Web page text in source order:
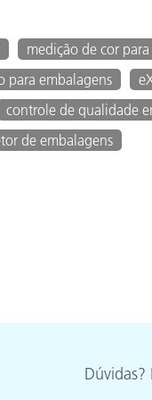
medição de cor
para embalagens
controle de qualidade
de embalagens